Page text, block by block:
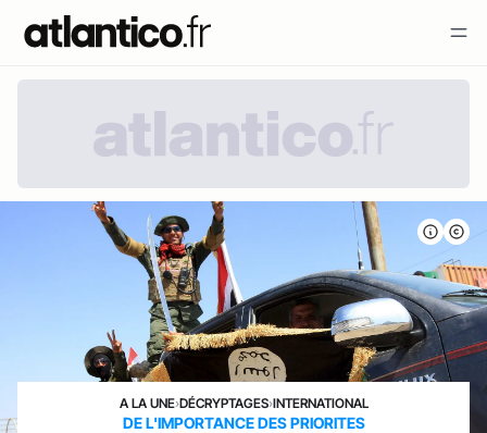
A LA UNE›DÉCRYPTAGES›INTERNATIONAL
DE L'IMPORTANCE DES PRIORITES